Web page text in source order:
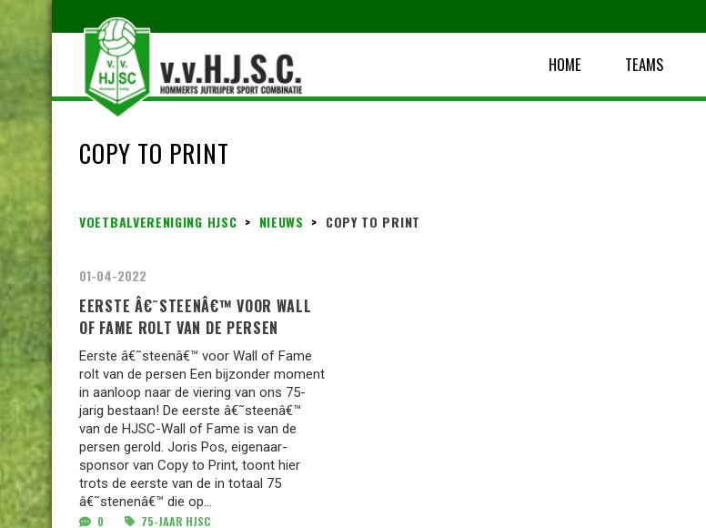
HOME TEAMS
COPY TO PRINT
VOETBALVERENIGING HJSC > NIEUWS > COPY TO PRINT
01-04-2022
EERSTE Â€˜STEENÂ€™ VOOR WALL
OF FAME ROLT VAN DE PERSEN
Eerste â€˜steenâ€™ voor Wall of Fame
rolt van de persen Een bijzonder moment
in aanloop naar de viering van ons 75-
jarig bestaan! De eerste â€˜steenâ€™
van de HJSC-Wall of Fame is van de
persen gerold. Joris Pos, eigenaar-
sponsor van Copy to Print, toont hier
trots de eerste van de in totaal 75
â€˜stenenâ€™ die op...
0 75-JAAR HJSC